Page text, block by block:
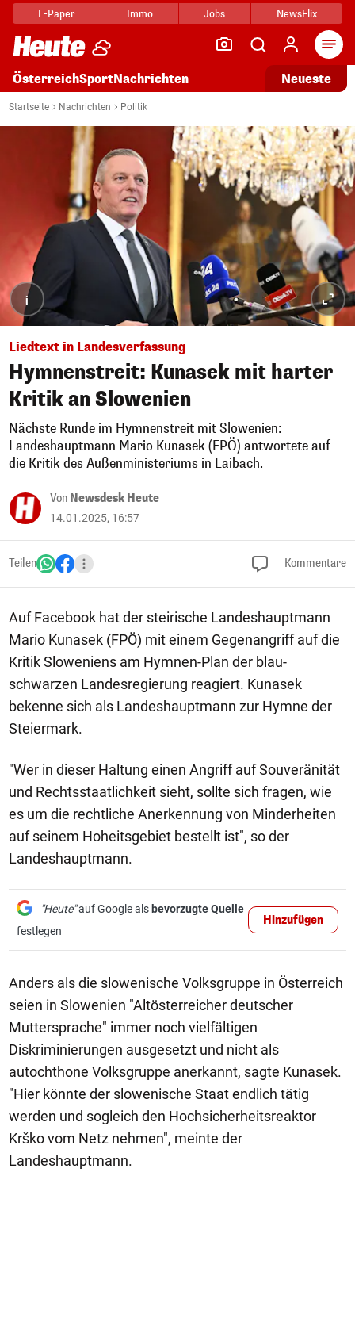
E-Paper Immo Jobs NewsFlix
ÖsterreichSportNachrichten Neueste
Startseite Nachrichten Politik
i
Liedtext in Landesverfassung
Hymnenstreit: Kunasek mit harter
Kritik an Slowenien
Nächste Runde im Hymnenstreit mit Slowenien:
Landeshauptmann Mario Kunasek (FPÖ) antwortete auf
die Kritik des Außenministeriums in Laibach.
Von Newsdesk Heute
14.01.2025, 16:57
Teilen Kommentare
Auf Facebook hat der steirische Landeshauptmann
Mario Kunasek (FPÖ) mit einem Gegenangriff auf die
Kritik Sloweniens am Hymnen-Plan der blau-
schwarzen Landesregierung reagiert. Kunasek
bekenne sich als Landeshauptmann zur Hymne der
Steiermark.
"Wer in dieser Haltung einen Angriff auf Souveränität
und Rechtsstaatlichkeit sieht, sollte sich fragen, wie
es um die rechtliche Anerkennung von Minderheiten
auf seinem Hoheitsgebiet bestellt ist", so der
Landeshauptmann.
"Heute"auf Google als bevorzugte Quelle
festlegen
Hinzufügen
Anders als die slowenische Volksgruppe in Österreich
seien in Slowenien "Altösterreicher deutscher
Muttersprache" immer noch vielfältigen
Diskriminierungen ausgesetzt und nicht als
autochthone Volksgruppe anerkannt, sagte Kunasek.
"Hier könnte der slowenische Staat endlich tätig
werden und sogleich den Hochsicherheitsreaktor
Krško vom Netz nehmen", meinte der
Landeshauptmann.